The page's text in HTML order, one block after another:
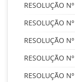
RESOLUÇÃO
RESOLUÇÃO
RESOLUÇÃO
RESOLUÇÃO
RESOLUÇÃO